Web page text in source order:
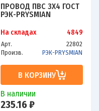
ПРОВОД ПВС 3Х4 ГОСТ
РЭК-PRYSMIAN
На складах 4849
Арт.
22802
Произв.
РЭК-PRYSMIAN
В КОРЗИНУ
В наличии
235.16 ₽